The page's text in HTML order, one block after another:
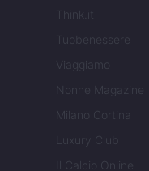
Think.it
Tuobenessere
Viaggiamo
Nonne Magazine
Milano Cortina
Luxury Club
Il Calcio Online